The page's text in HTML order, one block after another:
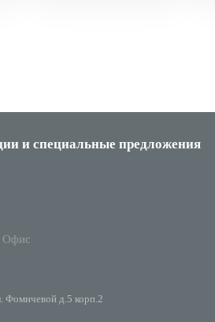
и специальные предложения
Офис
Фомичевой д.5 корп.2